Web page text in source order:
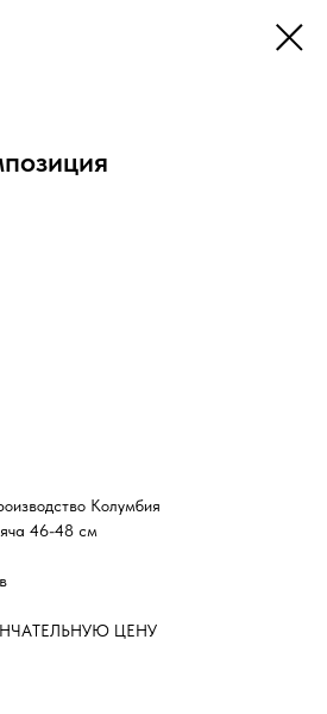
Колумбия
46-48 см
ЦЕНУ